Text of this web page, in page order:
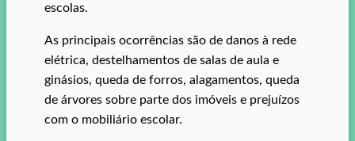
escolas.
As principais ocorrências são de danos à rede
elétrica, destelhamentos de salas de aula e
ginásios, queda de forros, alagamentos, queda
de árvores sobre parte dos imóveis e prejuízos
com o mobiliário escolar.